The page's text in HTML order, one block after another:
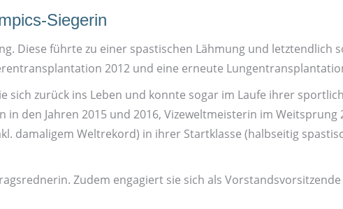
Siegerin
Diese führte zu einer spastischen Lähmung und letztendlich
2012 und eine erneute
sich zurück ins Leben und konnte sogar im Laufe ihrer
den Jahren 2015 und 2016, Vize­welt­meisterin im Weit­sprung
damaligem Welt­rekord) in ihrer Start­klasse (halb­seitig
Zudem engagiert sie sich als